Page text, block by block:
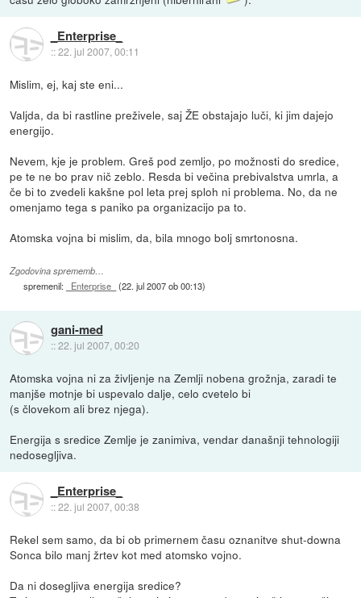
_Enterprise_
::22. jul 2007, 00:11
Mislim, ej, kaj ste eni...
Valjda, da bi rastline preživele, saj ŽE obstajajo luči, ki jim dajejo
energijo.
Nevem, kje je problem. Greš pod zemljo, po možnosti do sredice,
pe te ne bo prav nič zeblo. Resda bi večina prebivalstva umrla, a
če bi to zvedeli kakšne pol leta prej sploh ni problema. No, da ne
omenjamo tega s paniko pa organizacijo pa to.
Atomska vojna bi mislim, da, bila mnogo bolj smrtonosna.
Zgodovina sprememb…
spremenil: _Enterprise_ (22. jul 2007 ob 00:13)
gani-med
::22. jul 2007, 00:20
Atomska vojna ni za življenje na Zemlji nobena grožnja, zaradi te
manjše motnje bi uspevalo dalje, celo cvetelo bi
(s človekom ali brez njega).
Energija s sredice Zemlje je zanimiva, vendar današnji tehnologiji
nedosegljiva.
_Enterprise_
::22. jul 2007, 00:38
Rekel sem samo, da bi ob primernem času oznanitve shut-downa
Sonca bilo manj žrtev kot med atomsko vojno.
Da ni dosegljiva energija sredice?